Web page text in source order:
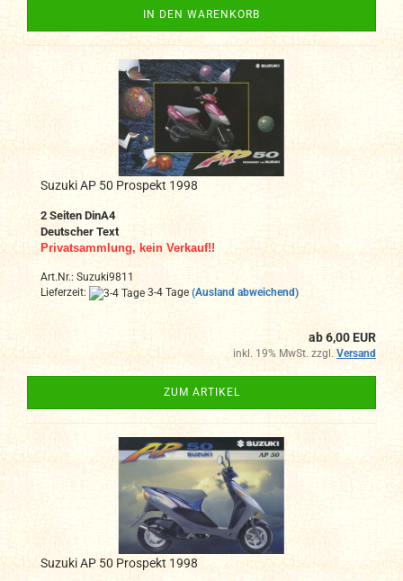
IN DEN WARENKORB
Suzuki AP 50 Prospekt 1998
2 Seiten DinA4
Deutscher Text
Privatsammlung, kein Verkauf!!
Art.Nr.: Suzuki9811
Lieferzeit:
3-4 Tage (Ausland abweichend)
ab 6,00 EUR
inkl. 19% MwSt. zzgl. Versand
ZUM ARTIKEL
Suzuki AP 50 Prospekt 1998